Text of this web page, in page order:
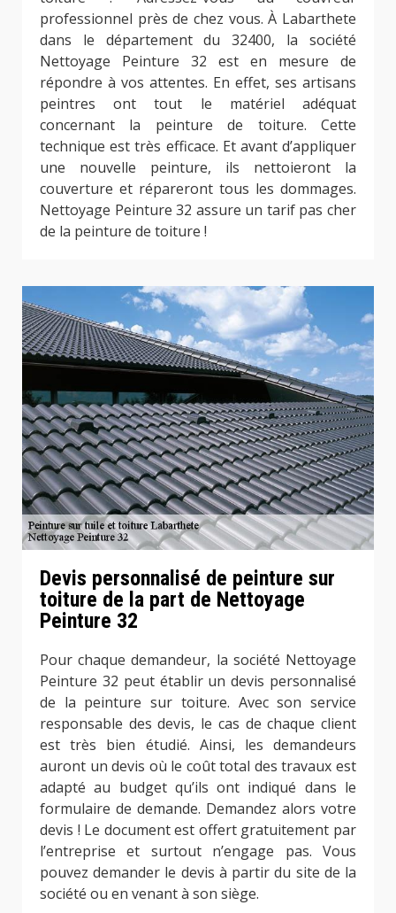
professionnel près de chez vous. À Labarthete
dans le département du 32400, la société
Nettoyage Peinture 32 est en mesure de
répondre à vos attentes. En effet, ses artisans
peintres ont tout le matériel adéquat
concernant la peinture de toiture. Cette
technique est très efficace. Et avant d’appliquer
une nouvelle peinture, ils nettoieront la
couverture et répareront tous les dommages.
Nettoyage Peinture 32 assure un tarif pas cher
de la peinture de toiture !
Devis personnalisé de peinture sur
toiture de la part de Nettoyage
Peinture 32
Pour chaque demandeur, la société Nettoyage
Peinture 32 peut établir un devis personnalisé
de la peinture sur toiture. Avec son service
responsable des devis, le cas de chaque client
est très bien étudié. Ainsi, les demandeurs
auront un devis où le coût total des travaux est
adapté au budget qu’ils ont indiqué dans le
formulaire de demande. Demandez alors votre
devis ! Le document est offert gratuitement par
l’entreprise et surtout n’engage pas. Vous
pouvez demander le devis à partir du site de la
société ou en venant à son siège.